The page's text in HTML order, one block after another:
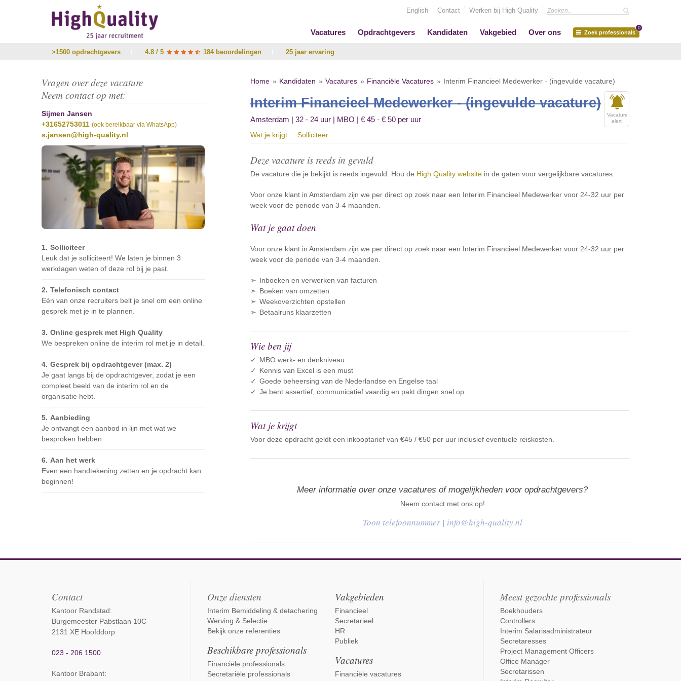
English Contact Werken bij High Quality
Vacatures Opdrachtgevers Kandidaten Vakgebied Over ons Zoek professionals
0
>1500 opdrachtgevers 4.8 / 5 184 beoordelingen 25 jaar ervaring
Vragen over deze vacature
Neem contact op met:
Sijmen Jansen
+31652753011 (ook bereikbaar via WhatsApp)
s.jansen@high-quality.nl
Solliciteer
Leuk dat je solliciteert! We laten je binnen 3
werkdagen weten of deze rol bij je past.
Telefonisch contact
Eén van onze recruiters belt je snel om een online
gesprek met je in te plannen.
Online gesprek met High Quality
We bespreken online de interim rol met je in detail.
Gesprek bij opdrachtgever (max. 2)
Je gaat langs bij de opdrachtgever, zodat je een
compleet beeld van de interim rol en de
organisatie hebt.
Aanbieding
Je ontvangt een aanbod in lijn met wat we
besproken hebben.
Aan het werk
Even een handtekening zetten en je opdracht kan
beginnen!
Home Kandidaten Vacatures Financiële Vacatures Interim Financieel Medewerker - (ingevulde vacature)
Interim Financieel Medewerker - (ingevulde vacature)
Vacature
alert
Amsterdam | 32 - 24 uur | MBO | € 45 - € 50 per uur
Wat je krijgt Solliciteer
Deze vacature is reeds in gevuld
De vacature die je bekijkt is reeds ingevuld. Hou de High Quality website in de gaten voor vergelijkbare vacatures.
Voor onze klant in Amsterdam zijn we per direct op zoek naar een Interim Financieel Medewerker voor 24-32 uur per
week voor de periode van 3-4 maanden.
Wat je gaat doen
Voor onze klant in Amsterdam zijn we per direct op zoek naar een Interim Financieel Medewerker voor 24-32 uur per
week voor de periode van 3-4 maanden.
Inboeken en verwerken van facturen
Boeken van omzetten
Weekoverzichten opstellen
Betaalruns klaarzetten
Wie ben jij
MBO werk- en denkniveau
Kennis van Excel is een must
Goede beheersing van de Nederlandse en Engelse taal
Je bent assertief, communicatief vaardig en pakt dingen snel op
Wat je krijgt
Voor deze opdracht geldt een inkooptarief van €45 / €50 per uur inclusief eventuele reiskosten.
Meer informatie over onze vacatures of mogelijkheden voor opdrachtgevers?
Neem contact met ons op!
| info@high-quality.nl
Contact
Kantoor Randstad:
Burgemeester Pabstlaan 10C
2131 XE Hoofddorp
023 - 206 1500
Kantoor Brabant:
Onze diensten
Interim Bemiddeling & detachering
Werving & Selectie
Bekijk onze referenties
Beschikbare professionals
Financiële professionals
Secretariële professionals
Vakgebieden
Financieel
Secretarieel
HR
Publiek
Vacatures
Financiële vacatures
Meest gezochte professionals
Boekhouders
Controllers
Interim Salarisadministrateur
Secretaresses
Project Management Officers
Office Manager
Secretarissen